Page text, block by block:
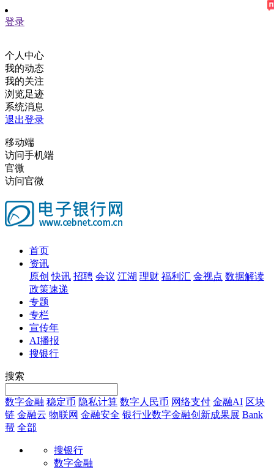
登录
个人中心
我的动态
我的关注
浏览足迹
系统消息
退出登录
移动端
访问手机端
官微
访问官微
首页
资讯
原创 快讯 招聘 会议 江湖 理财 福利汇 金视点 数据解读
政策速递
专题
专栏
宣传年
AI播报
搜银行
搜索
数字金融 稳定币 隐私计算 数字人民币 网络支付 金融AI 区块
链 金融云 物联网 金融安全 银行业数字金融创新成果展 Bank
帮 全部
搜银行
数字金融